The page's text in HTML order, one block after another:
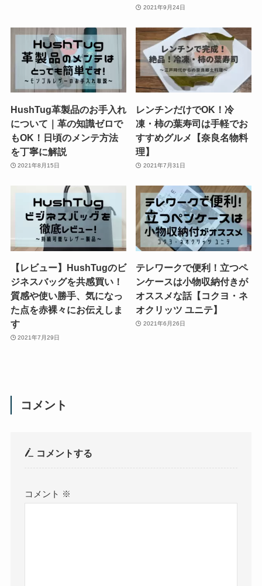
2021年9月24日
HushTug革製品のお手入れ
について｜革の知識ゼロで
もOK！日頃のメンテ方法
を丁寧に解説
2021年8月15日
レンチンだけでOK！冷
凍・柿の葉寿司は手軽でお
すすめグルメ【奈良名物料
理】
2021年7月31日
【レビュー】HushTugのビ
ジネスバッグを共感買い！
質感や使い勝手、気になっ
た点を赤裸々にお伝えしま
す
2021年7月29日
テレワークで便利！立つペ
ンケースは小物収納付きが
オススメな話【コクヨ・ネ
オクリッツ ユニテ】
2021年6月26日
コメント
コメントする
コメント ※